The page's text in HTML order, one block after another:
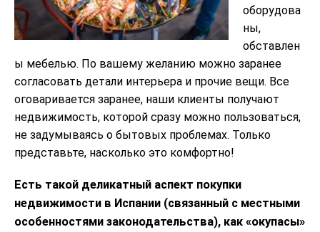
оборудова
ны,
обставлен
ы мебелью. По вашему желанию можно заранее
согласовать детали интерьера и прочие вещи. Все
оговаривается заранее, наши клиенты получают
недвижимость, которой сразу можно пользоваться,
не задумываясь о бытовых проблемах. Только
представьте, насколько это комфортно!
Есть такой деликатный аспект покупки
недвижимости в Испании (связанный с местными
особенностями законодательства), как «окупасы»